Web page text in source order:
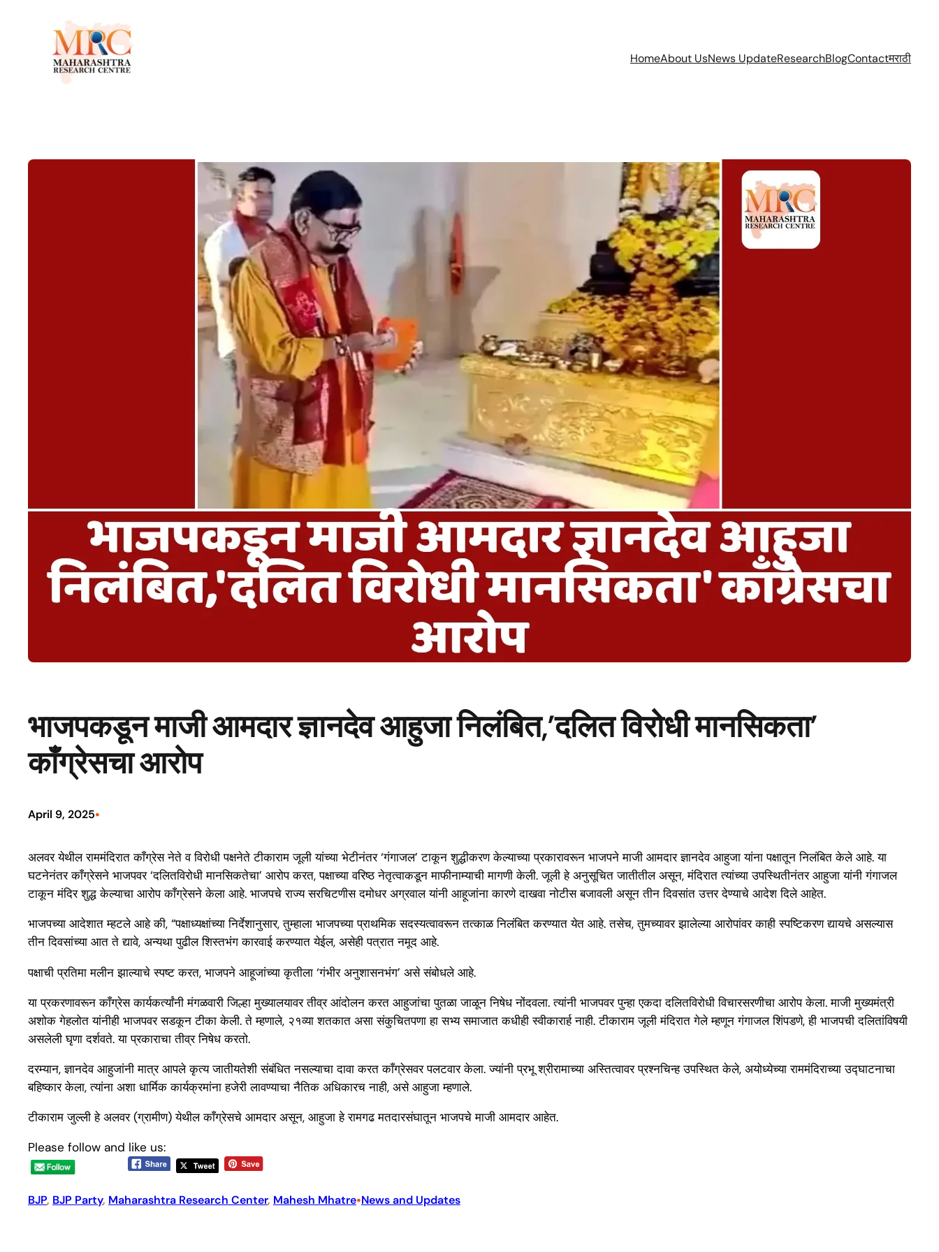
HomeAbout UsNews UpdateResearchBlogContactमराठी
भाजपकडून माजी आमदार ज्ञानदेव आहुजा निलंबित,’दलित विरोधी मानसिकता’
काँग्रेसचा आरोप
April 9, 2025•
अलवर येथील राममंदिरात काँग्रेस नेते व विरोधी पक्षनेते टीकाराम जूली यांच्या भेटीनंतर ‘गंगाजल’ टाकून शुद्धीकरण केल्याच्या प्रकारावरून भाजपने माजी आमदार ज्ञानदेव आहुजा यांना पक्षातून निलंबित केले आहे. या
घटनेनंतर काँग्रेसने भाजपवर ‘दलितविरोधी मानसिकतेचा’ आरोप करत, पक्षाच्या वरिष्ठ नेतृत्वाकडून माफीनाम्याची मागणी केली. जूली हे अनुसूचित जातीतील असून, मंदिरात त्यांच्या उपस्थितीनंतर आहुजा यांनी गंगाजल
टाकून मंदिर शुद्ध केल्याचा आरोप काँग्रेसने केला आहे. भाजपचे राज्य सरचिटणीस दमोधर अग्रवाल यांनी आहूजांना कारणे दाखवा नोटीस बजावली असून तीन दिवसांत उत्तर देण्याचे आदेश दिले आहेत.
भाजपच्या आदेशात म्हटले आहे की, “पक्षाध्यक्षांच्या निर्देशानुसार, तुम्हाला भाजपच्या प्राथमिक सदस्यत्वावरून तत्काळ निलंबित करण्यात येत आहे. तसेच, तुमच्यावर झालेल्या आरोपांवर काही स्पष्टिकरण द्यायचे असल्यास
तीन दिवसांच्या आत ते द्यावे, अन्यथा पुढील शिस्तभंग कारवाई करण्यात येईल, असेही पत्रात नमूद आहे.
पक्षाची प्रतिमा मलीन झाल्याचे स्पष्ट करत, भाजपने आहूजांच्या कृतीला ‘गंभीर अनुशासनभंग’ असे संबोधले आहे.
या प्रकरणावरून काँग्रेस कार्यकर्त्यांनी मंगळवारी जिल्हा मुख्यालयावर तीव्र आंदोलन करत आहुजांचा पुतळा जाळून निषेध नोंदवला. त्यांनी भाजपवर पुन्हा एकदा दलितविरोधी विचारसरणीचा आरोप केला. माजी मुख्यमंत्री
अशोक गेहलोत यांनीही भाजपवर सडकून टीका केली. ते म्हणाले, २१व्या शतकात असा संकुचितपणा हा सभ्य समाजात कधीही स्वीकारार्ह नाही. टीकाराम जूली मंदिरात गेले म्हणून गंगाजल शिंपडणे, ही भाजपची दलितांविषयी
असलेली घृणा दर्शवते. या प्रकाराचा तीव्र निषेध करतो.
दरम्यान, ज्ञानदेव आहुजांनी मात्र आपले कृत्य जातीयतेशी संबंधित नसल्याचा दावा करत काँग्रेसवर पलटवार केला. ज्यांनी प्रभू श्रीरामाच्या अस्तित्वावर प्रश्नचिन्ह उपस्थित केले, अयोध्येच्या राममंदिराच्या उद्घाटनाचा
बहिष्कार केला, त्यांना अशा धार्मिक कार्यक्रमांना हजेरी लावण्याचा नैतिक अधिकारच नाही, असे आहुजा म्हणाले.
टीकाराम जुल्ली हे अलवर (ग्रामीण) येथील काँग्रेसचे आमदार असून, आहुजा हे रामगढ मतदारसंघातून भाजपचे माजी आमदार आहेत.
Please follow and like us:
BJP, BJP Party, Maharashtra Research Center, Mahesh Mhatre•News and Updates